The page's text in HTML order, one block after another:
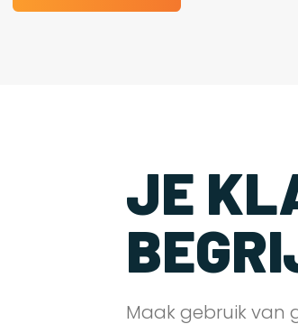
JE
Maak gebruik van